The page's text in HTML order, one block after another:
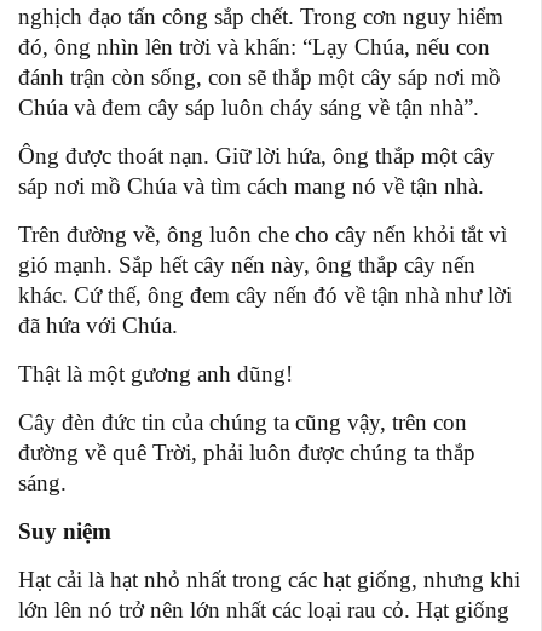
nghịch đạo tấn công sắp chết. Trong cơn nguy hiểm
đó, ông nhìn lên trời và khấn: “Lạy Chúa, nếu con
đánh trận còn sống, con sẽ thắp một cây sáp nơi mồ
Chúa và đem cây sáp luôn cháy sáng về tận nhà”.
Ông được thoát nạn. Giữ lời hứa, ông thắp một cây
sáp nơi mồ Chúa và tìm cách mang nó về tận nhà.
Trên đường về, ông luôn che cho cây nến khỏi tắt vì
gió mạnh. Sắp hết cây nến này, ông thắp cây nến
khác. Cứ thế, ông đem cây nến đó về tận nhà như lời
đã hứa với Chúa.
Thật là một gương anh dũng!
Cây đèn đức tin của chúng ta cũng vậy, trên con
đường về quê Trời, phải luôn được chúng ta thắp
sáng.
Suy niệm
Hạt cải là hạt nhỏ nhất trong các hạt giống, nhưng khi
lớn lên nó trở nên lớn nhất các loại rau cỏ. Hạt giống